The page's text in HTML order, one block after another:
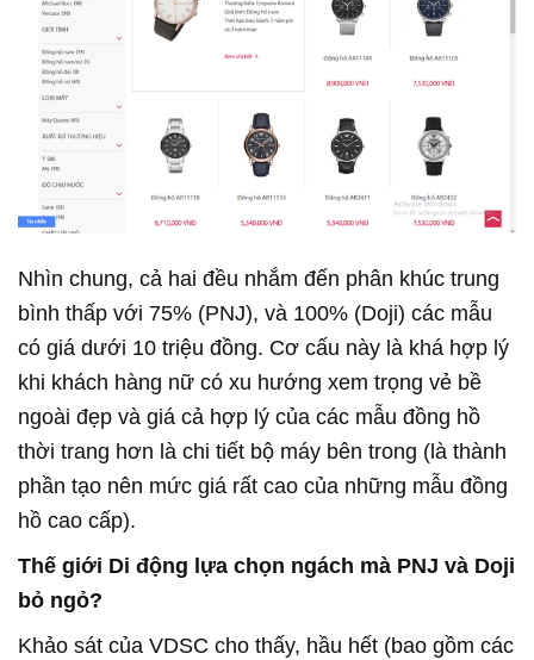
Nhìn chung, cả hai đều nhắm đến phân khúc trung
bình thấp với 75% (PNJ), và 100% (Doji) các mẫu
có giá dưới 10 triệu đồng. Cơ cấu này là khá hợp lý
khi khách hàng nữ có xu hướng xem trọng vẻ bề
ngoài đẹp và giá cả hợp lý của các mẫu đồng hồ
thời trang hơn là chi tiết bộ máy bên trong (là thành
phần tạo nên mức giá rất cao của những mẫu đồng
hồ cao cấp).
Thế giới Di động lựa chọn ngách mà PNJ và Doji
bỏ ngỏ?
Khảo sát của VDSC cho thấy, hầu hết (bao gồm các